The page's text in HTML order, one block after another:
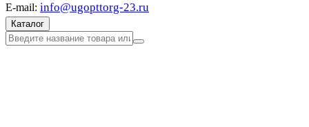
E-mail: info@ugopttorg-23.ru
Каталог